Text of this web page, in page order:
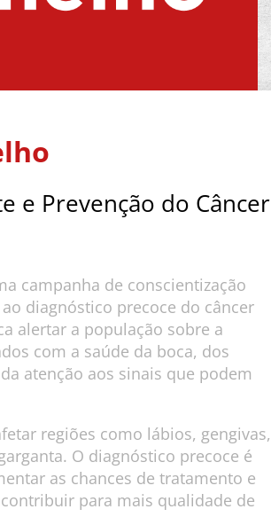
e Prevenção do Câncer
campanha de conscientização
diagnóstico precoce do câncer
alertar a população sobre a
com a saúde da boca, dos
atenção aos sinais que podem
regiões como lábios, gengivas,
O diagnóstico precoce é
as chances de tratamento e
para mais qualidade de